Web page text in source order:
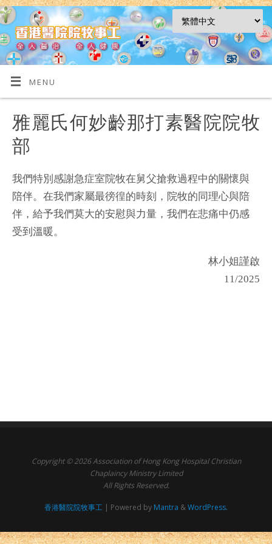
MENU
雅麗氏何妙齡那打素醫院院牧
部
我們特別感謝急症室院牧在舅父搶救過程中的關懷與
陪伴。在我們家屬最徬徨的時刻，院牧的同理心與陪
伴，給予我們莫大的安慰與力量，我們在悲痛中仍感
受到溫暖。
林小姐謹啟
11/2025
Copyright © 2026 Association of Hong Kong Hospital Christian
Chaplaincy Ministry Limited
All Rights Reserved.
香港醫院院牧事工 | Powered by Mantra &WordPress.